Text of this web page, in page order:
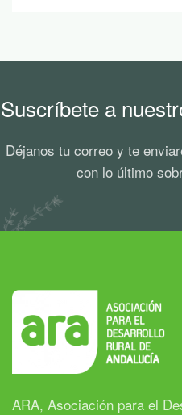
Suscríbete a
Déjanos tu correo y te
con lo último
ARA, Asociación para el